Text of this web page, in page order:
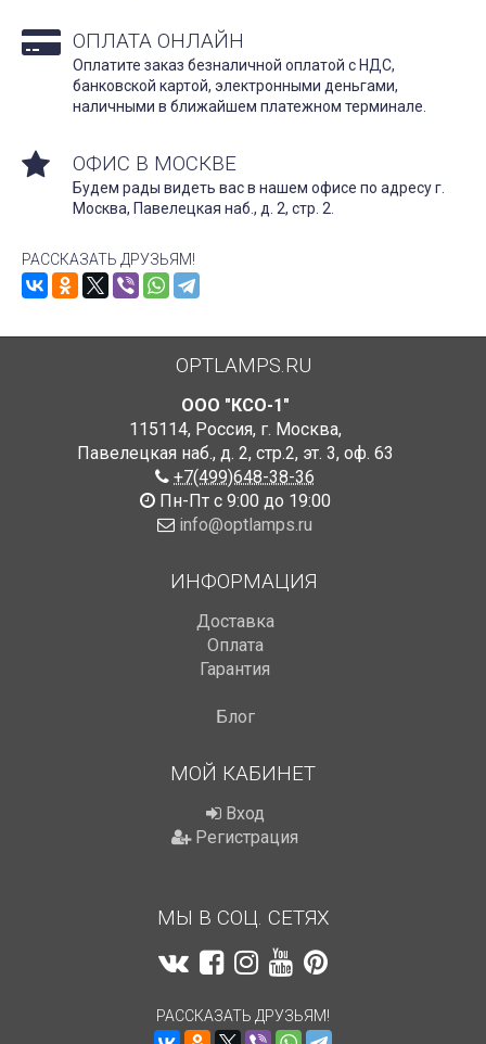
ОПЛАТА ОНЛАЙН
Оплатите заказ безналичной оплатой с НДС,
банковской картой, электронными деньгами,
наличными в ближайшем платежном терминале.
ОФИС В МОСКВЕ
Будем рады видеть вас в нашем офисе по адресу г.
Москва, Павелецкая наб., д. 2, стр. 2.
РАССКАЗАТЬ ДРУЗЬЯМ!
OPTLAMPS.RU
ООО "КСО-1"
115114, Россия, г. Москва,
Павелецкая наб., д. 2, стр.2, эт. 3, оф. 63
+7(499)648-38-36
Пн-Пт с 9:00 до 19:00
info@optlamps.ru
ИНФОРМАЦИЯ
Доставка
Оплата
Гарантия
Блог
МОЙ КАБИНЕТ
Вход
Регистрация
МЫ В СОЦ. СЕТЯХ
РАССКАЗАТЬ ДРУЗЬЯМ!